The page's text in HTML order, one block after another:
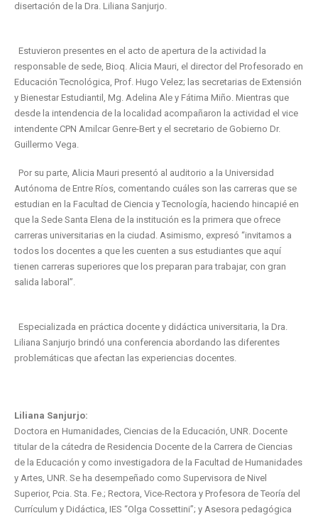
disertación de la Dra. Liliana Sanjurjo.
Estuvieron presentes en el acto de apertura de la actividad la
responsable de sede, Bioq. Alicia Mauri, el director del Profesorado en
Educación Tecnológica, Prof. Hugo Velez; las secretarias de Extensión
y Bienestar Estudiantil, Mg. Adelina Ale y Fátima Miño. Mientras que
desde la intendencia de la localidad acompañaron la actividad el vice
intendente CPN Amilcar Genre-Bert y el secretario de Gobierno Dr.
Guillermo Vega.
Por su parte, Alicia Mauri presentó al auditorio a la Universidad
Autónoma de Entre Ríos, comentando cuáles son las carreras que se
estudian en la Facultad de Ciencia y Tecnología, haciendo hincapié en
que la Sede Santa Elena de la institución es la primera que ofrece
carreras universitarias en la ciudad. Asimismo, expresó “invitamos a
todos los docentes a que les cuenten a sus estudiantes que aquí
tienen carreras superiores que los preparan para trabajar, con gran
salida laboral”.
Especializada en práctica docente y didáctica universitaria, la Dra.
Liliana Sanjurjo brindó una conferencia abordando las diferentes
problemáticas que afectan las experiencias docentes.
Liliana Sanjurjo:
Doctora en Humanidades, Ciencias de la Educación, UNR. Docente
titular de la cátedra de Residencia Docente de la Carrera de Ciencias
de la Educación y como investigadora de la Facultad de Humanidades
y Artes, UNR. Se ha desempeñado como Supervisora de Nivel
Superior, Pcia. Sta. Fe.; Rectora, Vice-Rectora y Profesora de Teoría del
Currículum y Didáctica, IES “Olga Cossettini”; y Asesora pedagógica